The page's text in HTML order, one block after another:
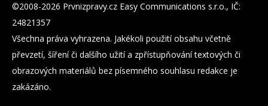
©2008-2026 Prvnizpravy.cz Easy Communications s.r.o., IČ:
24821357
Všechna práva vyhrazena. Jakékoli použití obsahu včetně
převzetí, šíření či dalšího užití a zpřístupňování textových či
obrazových materiálů bez písemného souhlasu redakce je
zakázáno.